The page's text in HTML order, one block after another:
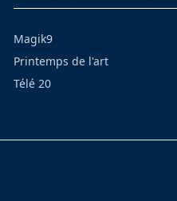
Magik9
Printemps de l'art
Télé 20